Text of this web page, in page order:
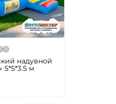
надувной
5*5*3.5 м